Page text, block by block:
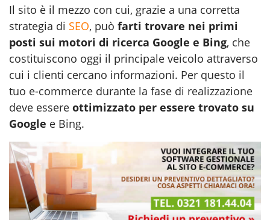
Il sito è il mezzo con cui, grazie a una corretta
strategia di SEO, può farti trovare nei primi
posti sui motori di ricerca Google e Bing, che
costituiscono oggi il principale veicolo attraverso
cui i clienti cercano informazioni. Per questo il
tuo e-commerce durante la fase di realizzazione
deve essere ottimizzato per essere trovato su
Google e Bing.